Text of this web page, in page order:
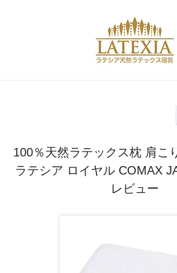
100％天然ラテックス枕 肩こ
ラテシア ロイヤル COMAX
レビュー